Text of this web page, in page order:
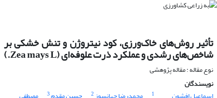
تأثیر روش‌های خاک‌ورزی، کود نیتروژن و تنش خشکی بر
شاخص‌های رشدی و عملکرد ذرت علوفه‌ای (Zea mays L.)
نوع مقاله : مقاله پژوهشی
نویسندگان
1
2
3